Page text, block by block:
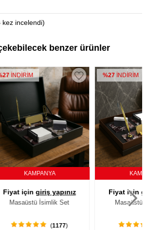
kez incelendi)
benzer ürünler
Set
1177)
%27 İNDİRİM
Fiyat için giriş yapınız
Masaüstü İsimlik Set
)